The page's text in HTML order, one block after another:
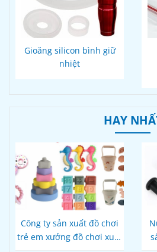
Gioăng silicon bình giữ
nhiệt
HAY
Công ty sản xuất đồ chơi
trẻ em xưởng đồ chơi xuất